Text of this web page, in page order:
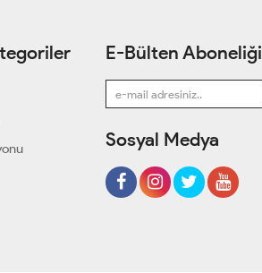
E-Bülten Aboneliği
Sosyal Medya